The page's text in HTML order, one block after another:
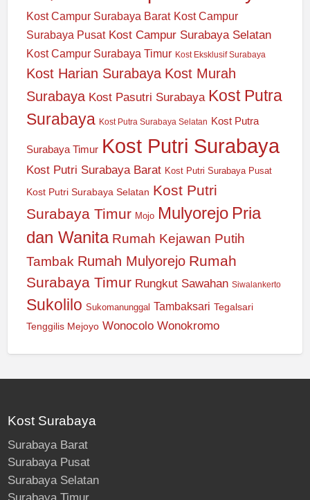
Kost Campur Surabaya Barat Kost Campur
Surabaya Pusat Kost Campur Surabaya Selatan
Kost Campur Surabaya Timur Kost Eksklusif Surabaya
Kost Harian Surabaya Kost Murah
Surabaya Kost Pasutri Surabaya Kost Putra
Surabaya Kost Putra Surabaya Selatan Kost Putra
Surabaya Timur Kost Putri Surabaya
Kost Putri Surabaya Barat Kost Putri Surabaya Pusat
Kost Putri Surabaya Selatan Kost Putri
Surabaya Timur Mojo Mulyorejo Pria
dan Wanita Rumah Kejawan Putih
Tambak Rumah Mulyorejo Rumah
Surabaya Timur Rungkut Sawahan Siwalankerto
Sukolilo Sukomanunggal Tambaksari Tegalsari
Tenggilis Mejoyo Wonocolo Wonokromo
Kost Surabaya
Surabaya Barat
Surabaya Pusat
Surabaya Selatan